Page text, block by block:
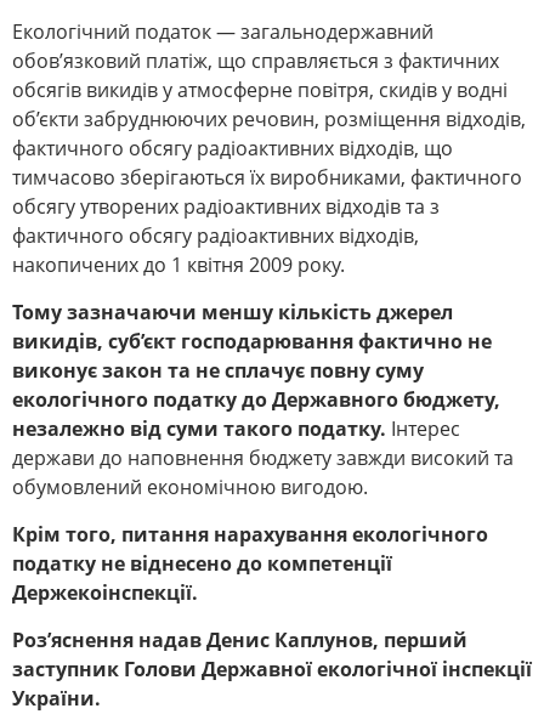
Екологічний податок — загальнодержавний
обов’язковий платіж, що справляється з фактичних
обсягів викидів у атмосферне повітря, скидів у водні
об’єкти забруднюючих речовин, розміщення відходів,
фактичного обсягу радіоактивних відходів, що
тимчасово зберігаються їх виробниками, фактичного
обсягу утворених радіоактивних відходів та з
фактичного обсягу радіоактивних відходів,
накопичених до 1 квітня 2009 року.
Тому зазначаючи меншу кількість джерел
викидів, суб’єкт господарювання фактично не
виконує закон та не сплачує повну суму
екологічного податку до Державного бюджету,
незалежно від суми такого податку. Інтерес
держави до наповнення бюджету завжди високий та
обумовлений економічною вигодою.
Крім того, питання нарахування екологічного
податку не віднесено до компетенції
Держекоінспекції.
Роз’яснення надав Денис Каплунов, перший
заступник Голови Державної екологічної інспекції
України.